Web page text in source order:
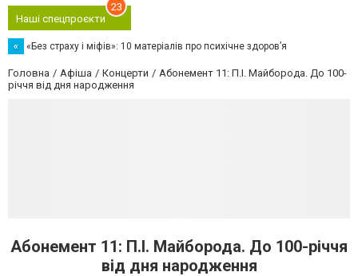
Наші спецпроєкти
23
« «Без страху і міфів»: 10 матеріалів про психічне здоров’я
Головна Афіша Концерти
Абонемент 11: П.І. Майборода. До 100-
річчя від дня народження
Абонемент 11: П.І. Майборода. До 100-річчя
від дня народження